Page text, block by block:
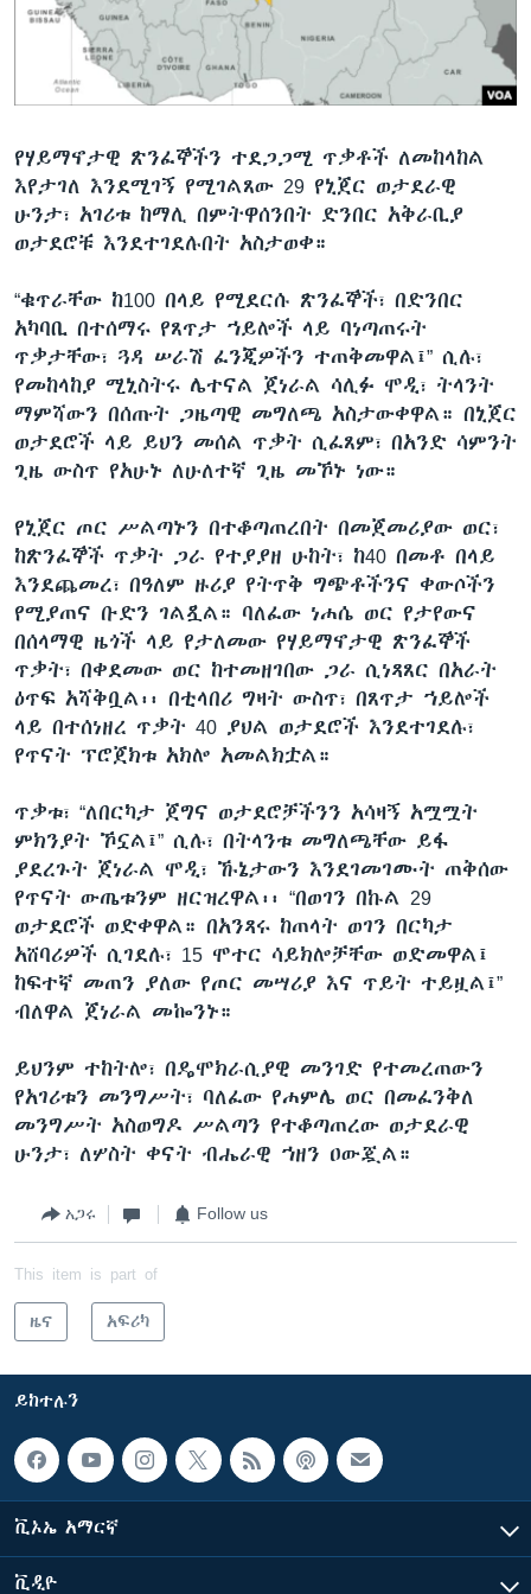
ቋንቋዎች
የሃይማኖታዊ ጽንፈኞችን ተደጋጋሚ ጥቃቶች ለመከላከል
እየታገለ እንደሚገኝ የሚገልጸው 29 የኒጀር ወታደራዊ
ሁንታ፣ አገሪቱ ከማሊ በምትዋሰንበት ድንበር አቅራቢያ
ወታደሮቹ እንደተገደሉበት አስታወቀ።
“ቁጥራቸው ከ100 በላይ የሚደርሱ ጽንፈኞች፣ በድንበር
አካባቢ በተሰማሩ የጸጥታ ኀይሎች ላይ ባነጣጠሩት
ጥቃታቸው፣ ጓዳ ሠራሽ ፈንጂዎችን ተጠቅመዋል፤” ሲሉ፣
የመከላከያ ሚኒስትሩ ሌተናል ጀነራል ሳሊፉ ሞዲ፣ ትላንት
ማምሻውን በሰጡት ጋዜጣዊ መግለጫ አስታውቀዋል። በኒጀር
ወታደሮች ላይ ይህን መሰል ጥቃት ሲፈጸም፣ በአንድ ሳምንት
ጊዜ ውስጥ የአሁኑ ለሁለተኛ ጊዜ መኾኑ ነው።
የኒጀር ጦር ሥልጣኑን በተቆጣጠረበት በመጀመሪያው ወር፣
ከጽንፈኞች ጥቃት ጋራ የተያያዘ ሁከት፣ ከ40 በመቶ በላይ
እንደጨመረ፣ በዓለም ዙሪያ የትጥቅ ግጭቶችንና ቀውሶችን
የሚያጠና ቡድን ገልጿል። ባለፈው ነሐሴ ወር የታየውና
በሰላማዊ ዜጎች ላይ የታለመው የሃይማኖታዊ ጽንፈኞች
ጥቃት፣ በቀደመው ወር ከተመዘገበው ጋራ ሲነጻጸር በአራት
ዕጥፍ አሻቅቧል፡፡ በቲላበሪ ግዛት ውስጥ፣ በጸጥታ ኀይሎች
ላይ በተሰነዘረ ጥቃት 40 ያህል ወታደሮች እንደተገደሉ፣
የጥናት ፕሮጀክቱ አክሎ አመልክቷል።
ጥቃቱ፣ “ለበርካታ ጀግና ወታደሮቻችንን አሳዛኝ አሟሟት
ምክንያት ኾኗል፤” ሲሉ፣ በትላንቱ መግለጫቸው ይፋ
ያደረጉት ጀነራል ሞዲ፣ ኹኔታውን እንደገመገሙት ጠቅሰው
የጥናት ውጤቱንም ዘርዝረዋል፡፡ “በወገን በኩል 29
ወታደሮች ወድቀዋል። በአንጻሩ ከጠላት ወገን በርካታ
አሸባሪዎች ሲገደሉ፣ 15 ሞተር ሳይክሎቻቸው ወድመዋል፤
ከፍተኛ መጠን ያለው የጦር መሣሪያ እና ጥይት ተይዟል፤”
ብለዋል ጀነራል መኰንኑ።
ይህንም ተከትሎ፣ በዴሞክራሲያዊ መንገድ የተመረጠውን
የአገሪቱን መንግሥት፣ ባለፈው የሐምሌ ወር በመፈንቅለ
መንግሥት አስወግዶ ሥልጣን የተቆጣጠረው ወታደራዊ
ሁንታ፣ ለሦስት ቀናት ብሔራዊ ኀዘን ዐውጇል።
አጋሩ Follow us
This item is part of
ዜና አፍሪካ
ይከተሉን
ቪኦኤ አማርኛ
ቪዲዮ